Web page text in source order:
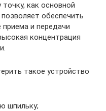
как основной
обеспечить
и передачи
концентрация
такое устройство
шпильку;